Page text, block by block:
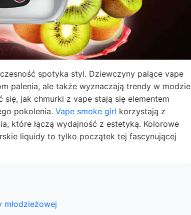
spotyka styl. Dziewczyny palące vape
palenia, ale także wyznaczają trendy w modzie
się, jak chmurki z vape stają się elementem
pokolenia. Vape smoke girl korzystają z
które łączą wydajność z estetyką. Kolorowe
liquidy to tylko początek tej fascynującej